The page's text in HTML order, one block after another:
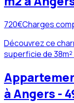
720€Charges
Découvrez ce
superficie de
à Angers -